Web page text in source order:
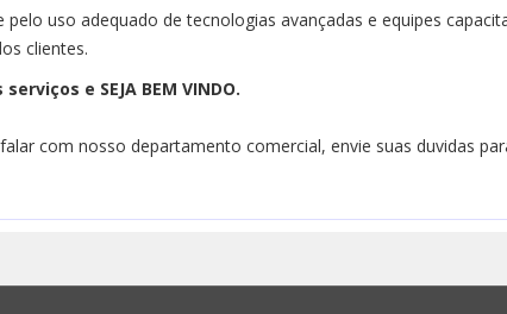
uso adequado de tecnologias avançadas e equipes
clientes.
e SEJA BEM VINDO.
com nosso departamento comercial, envie suas duvidas